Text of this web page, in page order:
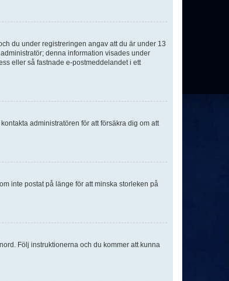
du under registreringen angav att du är under 13
denna information visades under
eller så fastnade e-postmeddelandet i ett
administratören för att försäkra dig om att
inte postat på länge för att minska storleken på
Följ instruktionerna och du kommer att kunna